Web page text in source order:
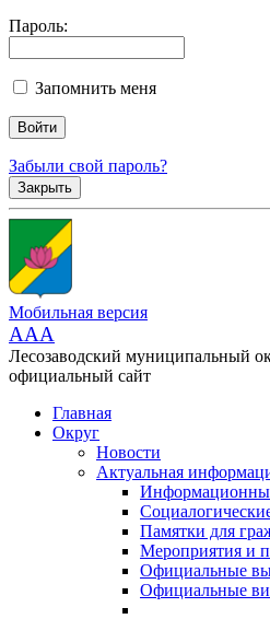
Пароль:
Запомнить меня
Забыли свой пароль?
Закрыть
Мобильная версия
AAA
Лесозаводский муниципальный
официальный сайт
Главная
Округ
Новости
Актуальная
Памятки для
Мероприятия и
Официальные
Официальные